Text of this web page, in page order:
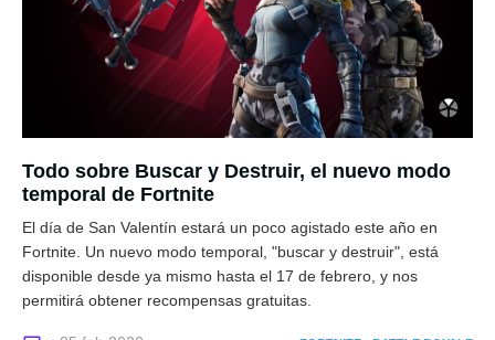
Todo sobre Buscar y Destruir, el nuevo modo
temporal de Fortnite
El día de San Valentín estará un poco agistado este año en
Fortnite. Un nuevo modo temporal, "buscar y destruir", está
disponible desde ya mismo hasta el 17 de febrero, y nos
permitirá obtener recompensas gratuitas.